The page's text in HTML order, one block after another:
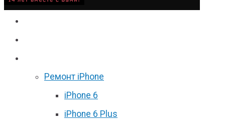
Ремонт iPhone
iPhone 6
iPhone 6 Plus